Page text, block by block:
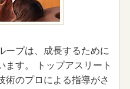
ープは、成長するために
ます。 トップアスリート
術のプロによる指導がさ